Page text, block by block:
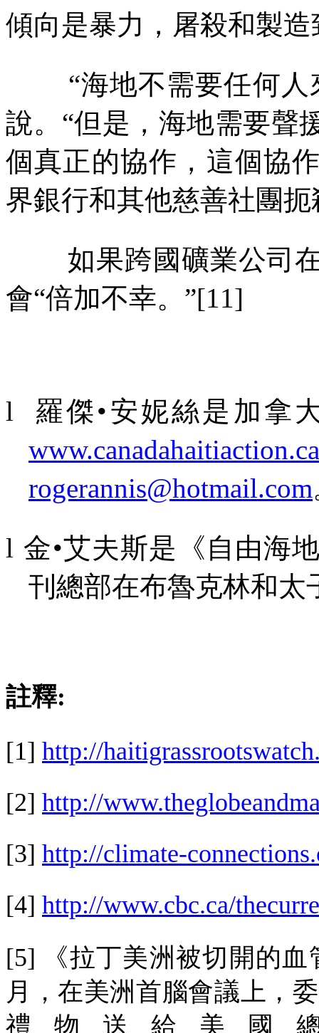
傾向是暴力，屠殺和製造
“海地不需要任何
說。“但是，海地需要聲
個真正的協作，這個協
界銀行和其他慈善社團
如果跨國礦業公司
會“倍加不幸。”[11]
l
羅傑•安妮絲是加拿
www.canadahaitiaction.ca
rogerannis@hotmail.com
l 金•艾夫斯是《自由海
刊總部在布魯克林和太
註釋:
[1] http://
[2] http://
[3] http://climate-
[4] http://www.cbc.ca/
[5]
《拉丁美洲被切開的
月，在美洲首腦會議上，
禮物送給美國